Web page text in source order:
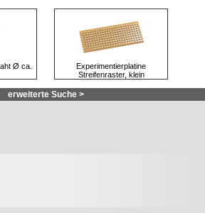
Ø ca.
Experimentierplatine
Streifenraster, klein
erweiterte Suche >